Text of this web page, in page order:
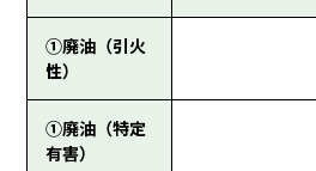
①廃油（引火
性）
①廃油（特定
有害）